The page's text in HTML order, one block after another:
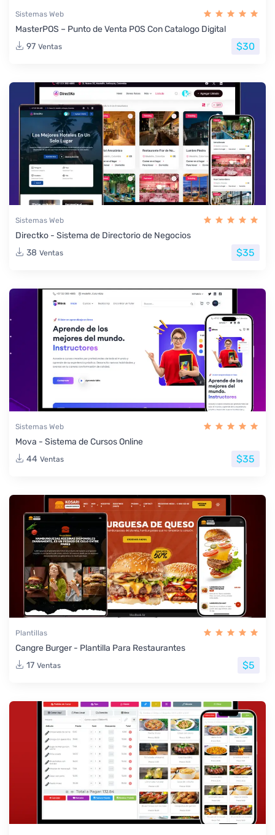
Sistemas Web
MasterPOS – Punto de Venta POS Con Catalogo Digital
97 Ventas $30
Sistemas Web
Directko - Sistema de Directorio de Negocios
38 Ventas $35
Sistemas Web
Mova - Sistema de Cursos Online
44 Ventas $35
Plantillas
Cangre Burger - Plantilla Para Restaurantes
17 Ventas $5